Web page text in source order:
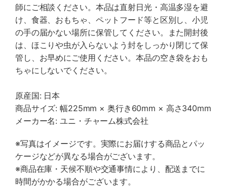
師にご相談ください。本品は直射日光・高温多湿を避
け、食器、おもちゃ、ペットフード等と区別し、小児
の手の届かない場所に保管してください。また開封後
は、ほこりや虫が入らないよう封をしっかり閉じて保
管し、お早めにご使用ください。本品の空き袋をおも
ちゃにしないでください。
原産国: 日本
商品サイズ: 幅225mm × 奥行き60mm × 高さ340mm
メーカー名: ユニ・チャーム株式会社
※写真はイメージです。実際にお届けする商品とパッ
ケージなどが異なる場合がございます。
※商品在庫・天候不順や交通事情により、配送までに
時間がかかる場合がございます。